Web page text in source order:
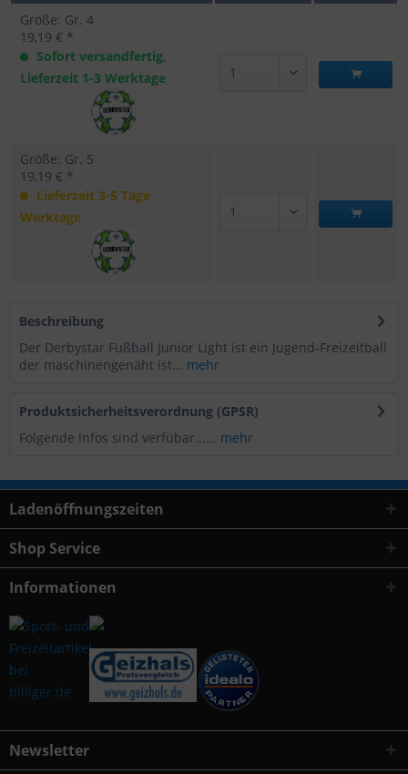
Größe: Gr. 4
19,19 € *
Sofort versandfertig,
Lieferzeit 1-3 Werktage
Größe: Gr. 5
19,19 € *
Lieferzeit 3-5 Tage
Werktage
Beschreibung
Der Derbystar Fußball Junior Light ist ein Jugend-Freizeitball
der maschinengenäht ist... mehr
Produktsicherheitsverordnung (GPSR)
Folgende Infos sind verfübar...... mehr
Ladenöffnungszeiten
Shop Service
Informationen
Newsletter